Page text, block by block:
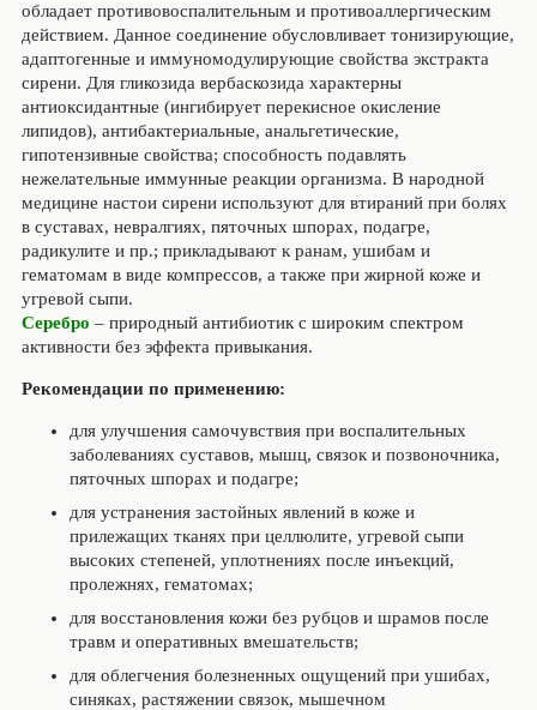
обладает противовоспалительным и противоаллергическим
действием. Данное соединение обусловливает тонизирующие,
адаптогенные и иммуномодулирующие свойства экстракта
сирени. Для гликозида вербаскозида характерны
антиоксидантные (ингибирует перекисное окисление
липидов), антибактериальные, анальгетические,
гипотензивные свойства; способность подавлять
нежелательные иммунные реакции организма. В народной
медицине настои сирени используют для втираний при болях
в суставах, невралгиях, пяточных шпорах, подагре,
радикулите и пр.; прикладывают к ранам, ушибам и
гематомам в виде компрессов, а также при жирной коже и
угревой сыпи.
Серебро – природный антибиотик с широким спектром
активности без эффекта привыкания.
Рекомендации по применению:
для улучшения самочувствия при воспалительных
заболеваниях суставов, мышц, связок и позвоночника,
пяточных шпорах и подагре;
для устранения застойных явлений в коже и
прилежащих тканях при целлюлите, угревой сыпи
высоких степеней, уплотнениях после инъекций,
пролежнях, гематомах;
для восстановления кожи без рубцов и шрамов после
травм и оперативных вмешательств;
для облегчения болезненных ощущений при ушибах,
синяках, растяжении связок, мышечном